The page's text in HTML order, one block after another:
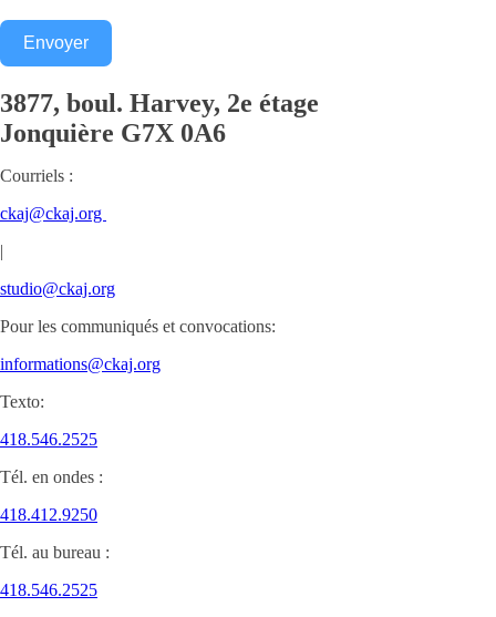
Envoyer
3877, boul. Harvey, 2e étage
Jonquière G7X 0A6
Courriels :
ckaj@ckaj.org
|
studio@ckaj.org
Pour les communiqués et convocations:
informations@ckaj.org
Texto:
418.546.2525
Tél. en ondes :
418.412.9250
Tél. au bureau :
418.546.2525